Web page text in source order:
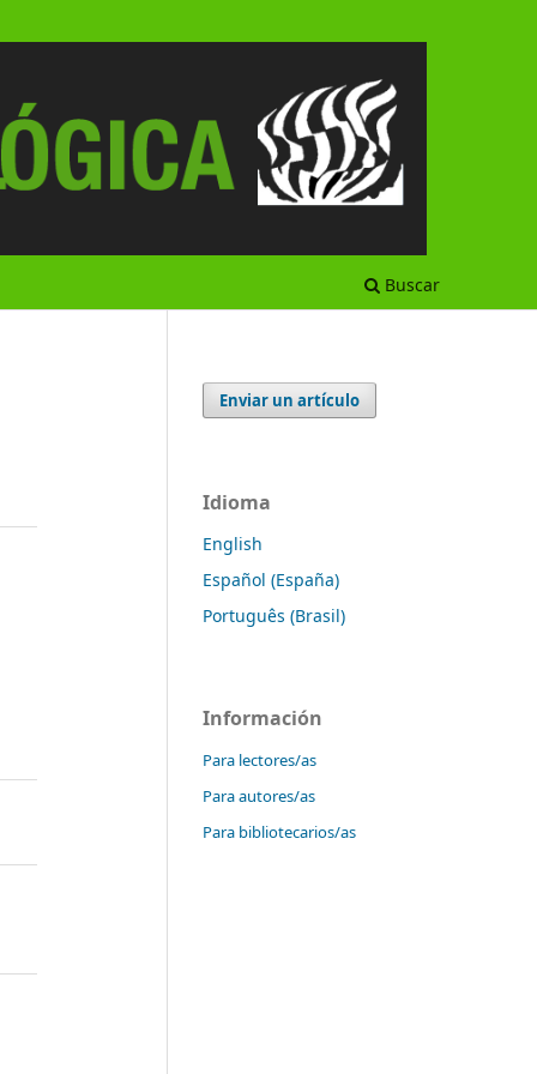
Buscar
Enviar un artículo
Idioma
English
Español (España)
Português (Brasil)
Información
Para lectores/as
Para autores/as
Para bibliotecarios/as